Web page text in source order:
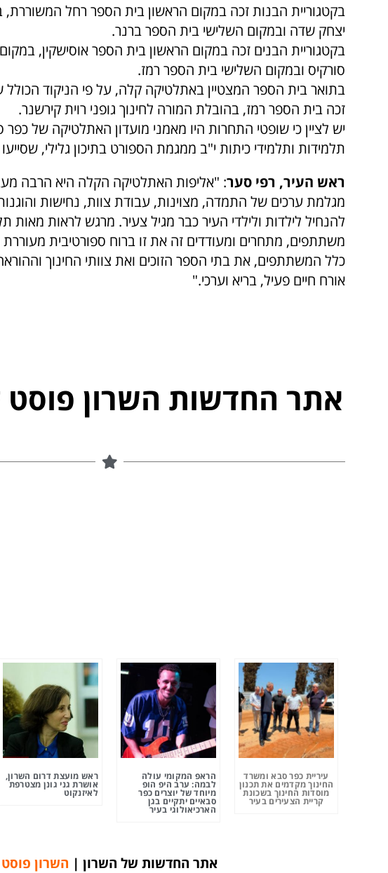
בקטגוריית הבנות זכה במקום הראשון בית הספר רחל
יצחק שדה ובמקום השלישי בית הספר ברנר.
בקטגוריית הבנים זכה במקום הראשון בית הספר אוסישקין,
סורקיס ובמקום השלישי בית הספר רמז.
בתואר בית הספר המצטיין באתלטיקה קלה, על פי הניקוד הכולל
זכה בית הספר רמז, בהובלת המורה לחינוך גופני רוית קירשנר.
יש לציין כי שופטי התחרות היו מאמני מועדון האתלטיקה של
תלמידות ותלמידי כיתות י"ב ממגמת הספורט בתיכון גלילי,
ראש העיר, רפי סער: "אליפות האתלטיקה הקלה היא הרבה
מגלמת ערכים של התמדה, מצוינות, עבודת צוות, נחישות
להנחיל לילדות ולילדי העיר כבר מגיל צעיר. מרגש לראות מאות
משתתפים, מתחרים ומעודדים זה את זו ברוח ספורטיבית
כלל המשתתפים, את בתי הספר הזוכים ואת צוותי החינוך
אורח חיים פעיל, בריא וערכי."
אתר החדשות השרון פוסט
עיריית כפר סבא ומשרד
החינוך מקדמים את תכנון
מוסדות החינוך בשכונת
קריית הצעירים בעיר
הראפ המקומי עולה
לבמה: ערב היפ הופ
מיוחד של יוצרים כפר
סבאיים יתקיים בגן
הארכיאולוגי בעיר
ראש מועצת דרום השרון,
אושרת גני גונן מצטרפת
לאיזנקוט
אתר החדשות של השרון | השרון פוסט